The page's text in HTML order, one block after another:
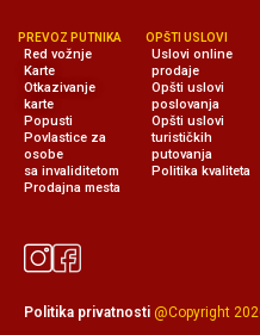
PREVOZ PUTNIKA
Red vožnje
Karte
Otkazivanje
karte
Popusti
Povlastice za
osobe
sa invaliditetom
Prodajna mesta
OPŠTI USLOVI
Uslovi online
prodaje
Opšti uslovi
poslovanja
Opšti uslovi
turističkih
putovanja
Politika kvaliteta
Politika privatnosti @Copyright